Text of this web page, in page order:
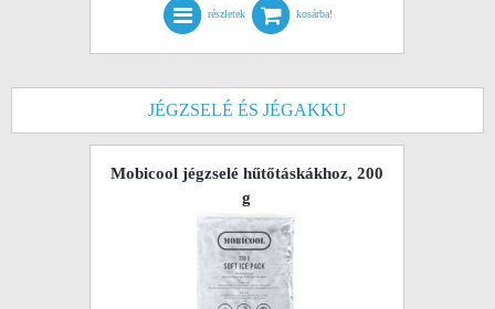
részletek kosárba!
JÉGZSELÉ ÉS JÉGAKKU
Mobicool jégzselé hűtőtáskákhoz, 200
g